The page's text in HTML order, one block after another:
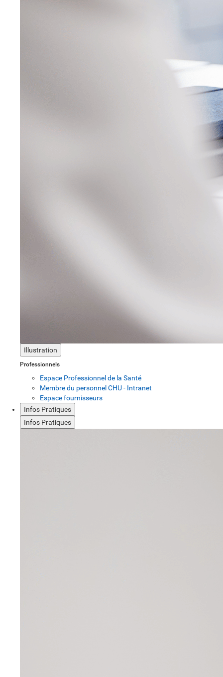
Illustration
Professionnels
Espace Professionnel de la Santé
Membre du personnel CHU - Intranet
Espace fournisseurs
Infos Pratiques
Infos Pratiques